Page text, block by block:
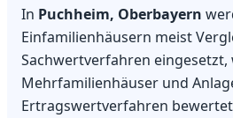
In Puchheim, Oberbayern
Einfamilienhäusern meist
Sachwertverfahren eingesetzt,
Mehrfamilienhäuser und
Ertragswertverfahren